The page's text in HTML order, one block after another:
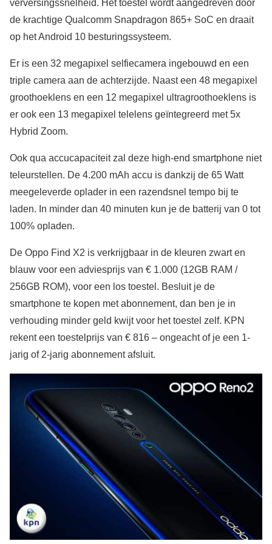
verversingssnelheid. Het toestel wordt aangedreven door
de krachtige Qualcomm Snapdragon 865+ SoC en draait
op het Android 10 besturingssysteem.
Er is een 32 megapixel selfiecamera ingebouwd en een
triple camera aan de achterzijde. Naast een 48 megapixel
groothoeklens en een 12 megapixel ultragroothoeklens is
er ook een 13 megapixel telelens geïntegreerd met 5x
Hybrid Zoom.
Ook qua accucapaciteit zal deze high-end smartphone niet
teleurstellen. De 4.200 mAh accu is dankzij de 65 Watt
meegeleverde oplader in een razendsnel tempo bij te
laden. In minder dan 40 minuten kun je de batterij van 0 tot
100% opladen.
De Oppo Find X2 is verkrijgbaar in de kleuren zwart en
blauw voor een adviesprijs van € 1.000 (12GB RAM /
256GB ROM), voor een los toestel. Besluit je de
smartphone te kopen met abonnement, dan ben je in
verhouding minder geld kwijt voor het toestel zelf. KPN
rekent een toestelprijs van € 816 – ongeacht of je een 1-
jarig of 2-jarig abonnement afsluit.